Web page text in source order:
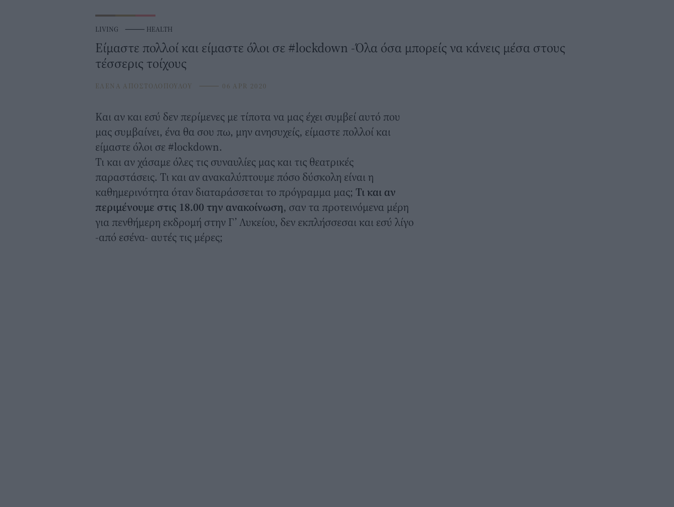
LIVING ⸻ HEALTH
Είμαστε πολλοί και είμαστε όλοι σε #lockdown -Όλα όσα μπορείς να κάνεις μέσα στους
τέσσερις τοίχους
ΕΛΕΝΑ ΑΠΟΣΤΟΛΟΠΟΥΛΟΥ ⸻ 06 APR 2020
Και αν και εσύ δεν περίμενες με τίποτα να μας έχει συμβεί αυτό που
μας συμβαίνει, ένα θα σου πω, μην ανησυχείς, είμαστε πολλοί και
είμαστε όλοι σε#lockdown.
Τι και αν χάσαμε όλες τις συναυλίες μας και τις θεατρικές
παραστάσεις. Τι και αν ανακαλύπτουμε πόσο δύσκολη είναι η
καθημερινότητα όταν διαταράσσεται το πρόγραμμα μας; Τι και αν
περιμένουμε στις 18.00 την ανακοίνωση, σαν τα προτεινόμενα μέρη
για πενθήμερη εκδρομή στην Γ’ Λυκείου, δεν εκπλήσσεσαι και εσύ λίγο
-από εσένα- αυτές τις μέρες;